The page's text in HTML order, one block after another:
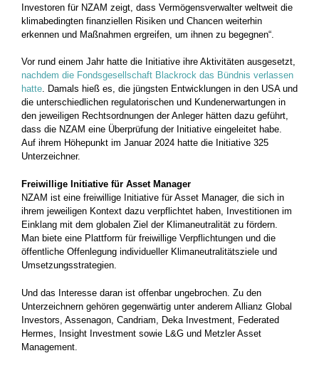
Investoren für NZAM zeigt, dass Vermögensverwalter weltweit die
klimabedingten finanziellen Risiken und Chancen weiterhin
erkennen und Maßnahmen ergreifen, um ihnen zu begegnen“.
Vor rund einem Jahr hatte die Initiative ihre Aktivitäten ausgesetzt,
nachdem die Fondsgesellschaft Blackrock das Bündnis verlassen
hatte. Damals hieß es, die jüngsten Entwicklungen in den USA und
die unterschiedlichen regulatorischen und Kundenerwartungen in
den jeweiligen Rechtsordnungen der Anleger hätten dazu geführt,
dass die NZAM eine Überprüfung der Initiative eingeleitet habe.
Auf ihrem Höhepunkt im Januar 2024 hatte die Initiative 325
Unterzeichner.
Freiwillige Initiative für Asset Manager
NZAM ist eine freiwillige Initiative für Asset Manager, die sich in
ihrem jeweiligen Kontext dazu verpflichtet haben, Investitionen im
Einklang mit dem globalen Ziel der Klimaneutralität zu fördern.
Man biete eine Plattform für freiwillige Verpflichtungen und die
öffentliche Offenlegung individueller Klimaneutralitätsziele und
Umsetzungsstrategien.
Und das Interesse daran ist offenbar ungebrochen. Zu den
Unterzeichnern gehören gegenwärtig unter anderem Allianz Global
Investors, Assenagon, Candriam, Deka Investment, Federated
Hermes, Insight Investment sowie L&G und Metzler Asset
Management.